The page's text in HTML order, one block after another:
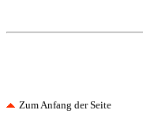
Zum Anfang der Seite